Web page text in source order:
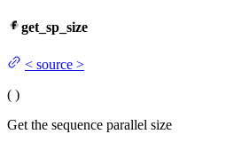
get_sp_size
< source >
( )
Get the sequence parallel size